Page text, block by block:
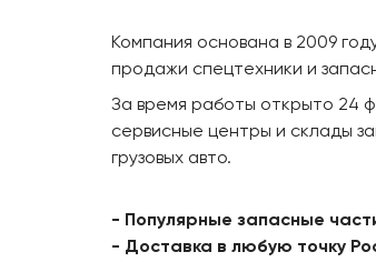
Компания основана в 2009
продажи спецтехники и
За время работы открыто 24
сервисные центры и склады
грузовых авто.
- Популярные запасные
- Доставка в любую точку